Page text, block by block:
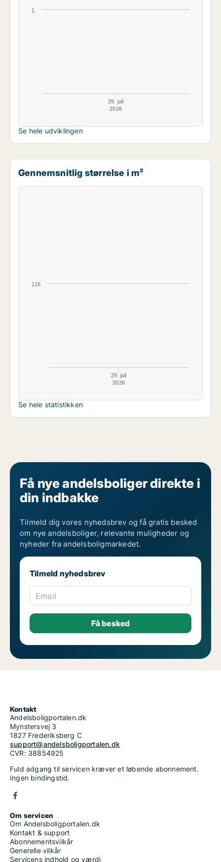
29. juli
2026
1
Se hele udviklingen
Gennemsnitlig størrelse i m²
29. juli
2026
116
Se hele statistikken
Få nye andelsboliger direkte i
din indbakke
Tilmeld dig vores nyhedsbrev og få gratis besked
om nye andelsboliger, relevante muligheder og
nyheder fra andelsboligmarkedet.
Tilmeld nyhedsbrev
Email
Kontakt
Andelsboligportalen.dk
Mynstersvej 3
1827 Frederiksberg C
support@andelsboligportalen.dk
CVR: 38854925
Fuld adgang til servicen kræver et løbende abonnement.
Ingen bindingstid.
Om servicen
Om Andelsboligportalen.dk
Kontakt & support
Abonnementsvilkår
Generelle vilkår
Servicens indhold og værdi